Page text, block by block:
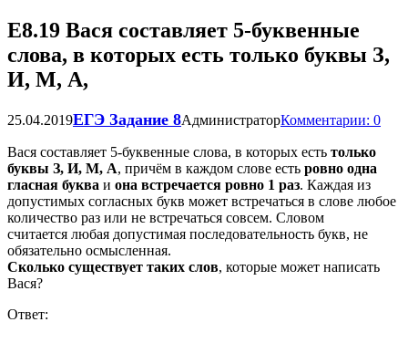
Е8.19 Вася составляет 5-буквенные
слова, в которых есть только буквы З,
И, М, А,
25.04.2019ЕГЭ Задание 8АдминистраторКомментарии: 0
Вася составляет 5-буквенные слова, в которых есть только
буквы З, И, М, А, причём в каждом слове есть ровно одна
гласная буква и она встречается ровно 1 раз. Каждая из
допустимых согласных букв может встречаться в слове любое
количество раз или не встречаться совсем. Словом
считается любая допустимая последовательность букв, не
обязательно осмысленная.
Сколько существует таких слов, которые может написать
Вася?
Ответ: